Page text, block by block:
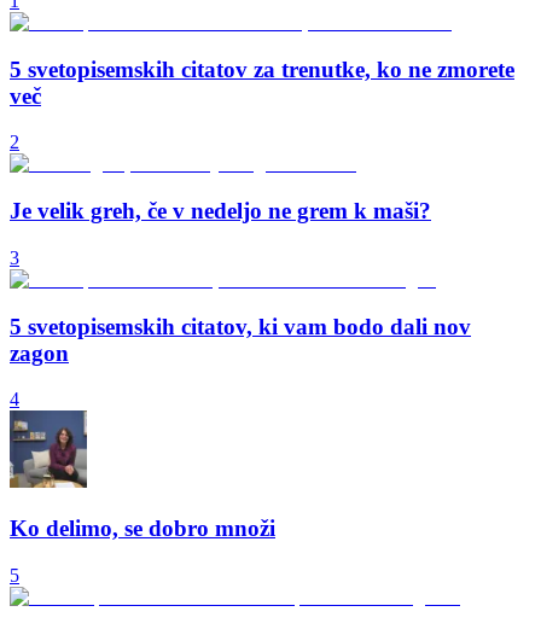
5 svetopisemskih citatov za trenutke, ko ne zmorete
več
2
Je velik greh, če v nedeljo ne grem k maši?
3
5 svetopisemskih citatov, ki vam bodo dali nov
zagon
4
Ko delimo, se dobro množi
5